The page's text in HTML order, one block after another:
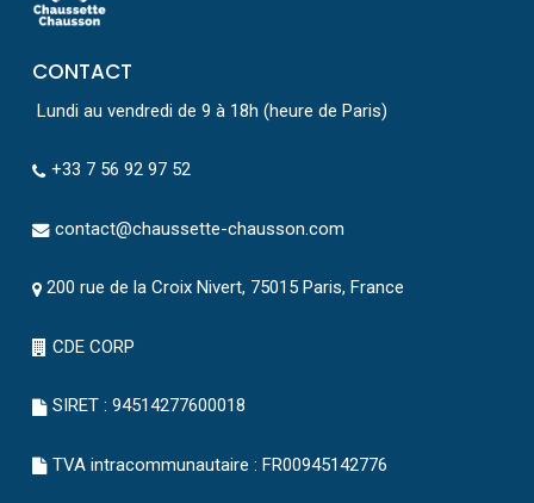
CONTACT
Lundi au vendredi de 9 à 18h (heure de Paris)
+33 7 56 92 97 52
contact@chaussette-chausson.com
200 rue de la Croix Nivert, 75015 Paris, France
CDE CORP
SIRET : 94514277600018
TVA intracommunautaire : FR00945142776